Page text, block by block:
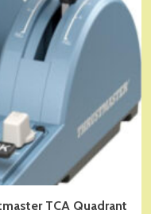
TCA Quadrant